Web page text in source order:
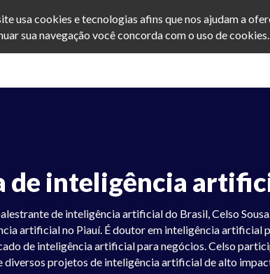
usa cookies e tecnologias afins que nos ajudam a
sua navegação você concorda com o uso de cookies.
de inteligência
de inteligência artificial do Brasil, Celso
artificial no Piauí. É doutor em inteligência artificial
de inteligência artificial para negócios. Celso
diversos projetos de inteligência artificial de alto